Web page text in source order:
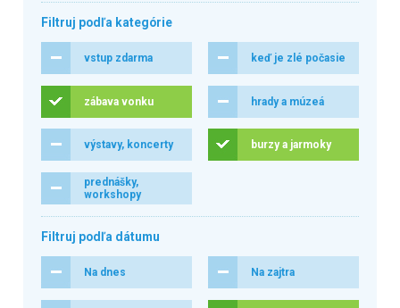
Filtruj podľa kategórie
vstup zdarma keď je zlé počasie
zábava vonku hrady a múzeá
výstavy, koncerty burzy a jarmoky
prednášky,
workshopy
Filtruj podľa dátumu
Na dnes Na zajtra